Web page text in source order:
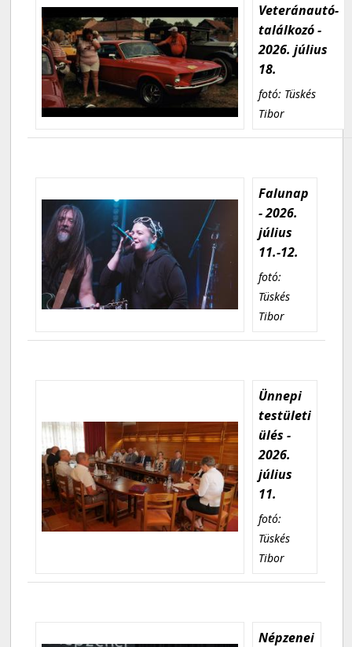
Veteránautó-
találkozó -
2026. július
18.
fotó: Tüskés
Tibor
Falunap
- 2026.
július
11.-12.
fotó:
Tüskés
Tibor
Ünnepi
testületi
ülés -
2026.
július
11.
fotó:
Tüskés
Tibor
Népzenei